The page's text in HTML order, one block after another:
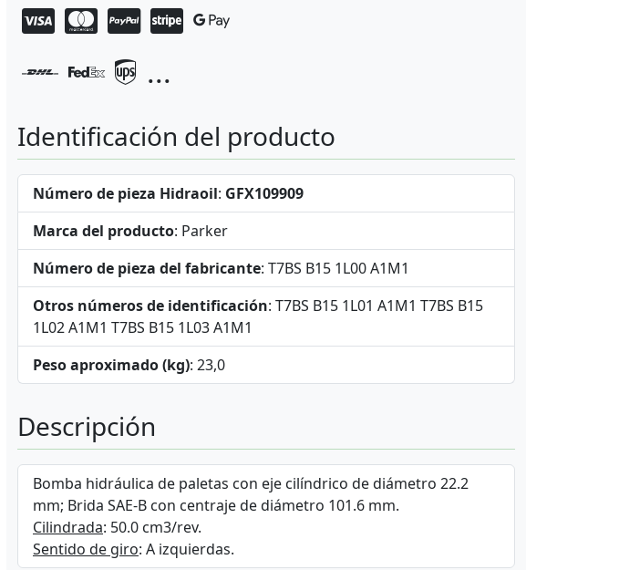
...
Identificación del producto
Número de pieza Hidraoil: GFX109909
Marca del producto: Parker
Número de pieza del fabricante: T7BS B15 1L00 A1M1
Otros números de identificación: T7BS B15 1L01 A1M1 T7BS B15
1L02 A1M1 T7BS B15 1L03 A1M1
Peso aproximado (kg): 23,0
Descripción
Bomba hidráulica de paletas con eje cilíndrico de diámetro 22.2
mm; Brida SAE-B con centraje de diámetro 101.6 mm.
Cilindrada: 50.0 cm3/rev.
Sentido de giro: A izquierdas.